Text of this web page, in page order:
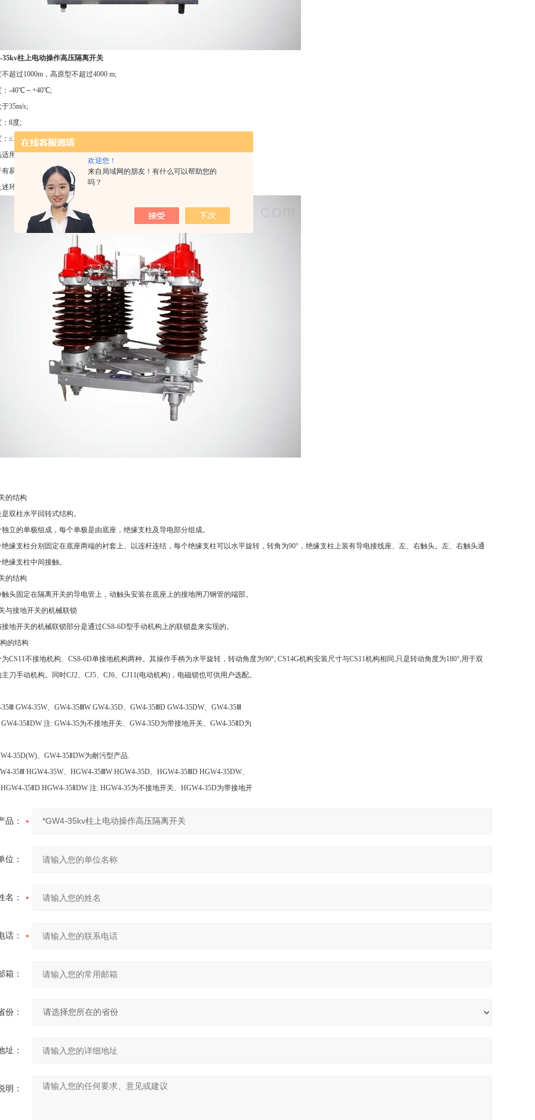
欢迎您！
来自局域网的朋友！有什么可以帮助您的
吗？
35kv柱上电动操作高压隔离开关
过1000m，高原型不超过4000 m;
-40℃～+40℃;
35m/s;
8度;
≤10mm;
于污秽地区;
燃物质、爆炸危险、化学腐蚀及剧烈震动的场所。
境条件不能满足使用要求时，由用户与制造厂协商解决。
结构
柱水平回转式结构。
的单极组成，每个单极是由底座，绝缘支柱及导电部分组成。
支柱分别固定在底座两端的衬套上、以连杆连结，每个绝缘支柱可以水平旋转，转角为90°，绝缘支柱上装有导电接线座、左、右触头。左、右触头通
缘支柱中间接触。
结构
固定在隔离开关的导电管上，动触头安装在底座上的接地闸刀钢管的端部。
接地开关的机械联锁
开关的机械联锁部分是通过CS8-6D型手动机构上的联锁盘来实现的。
的结构
不接地机构、CS8-6D单接地机构两种。其操作手柄为水平旋转，转动角度为90°; CS14G机构安装尺寸与CS11机构相同,只是转动角度为180°,用于双
刀手动机构。同时CJ2、CJ5、CJ6、CJ11(电动机构)，电磁锁也可供用户选配。
GW4-35W、GW4-35ⅢW GW4-35D、GW4-35ⅢD GW4-35DW、GW4-35Ⅲ
35ⅡDW 注: GW4-35为不接地开关、GW4-35D为带接地开关、GW4-35ⅡD为
35D(W)、GW4-35ⅡDW为耐污型产品.
35Ⅲ HGW4-35W、HGW4-35ⅢW HGW4-35D、HGW4-35ⅢD HGW4-35DW、
35ⅡD HGW4-35ⅡDW 注: HGW4-35为不接地开关、HGW4-35D为带接地开
品：
位：
名：
话：
箱：
份：
址：
明：